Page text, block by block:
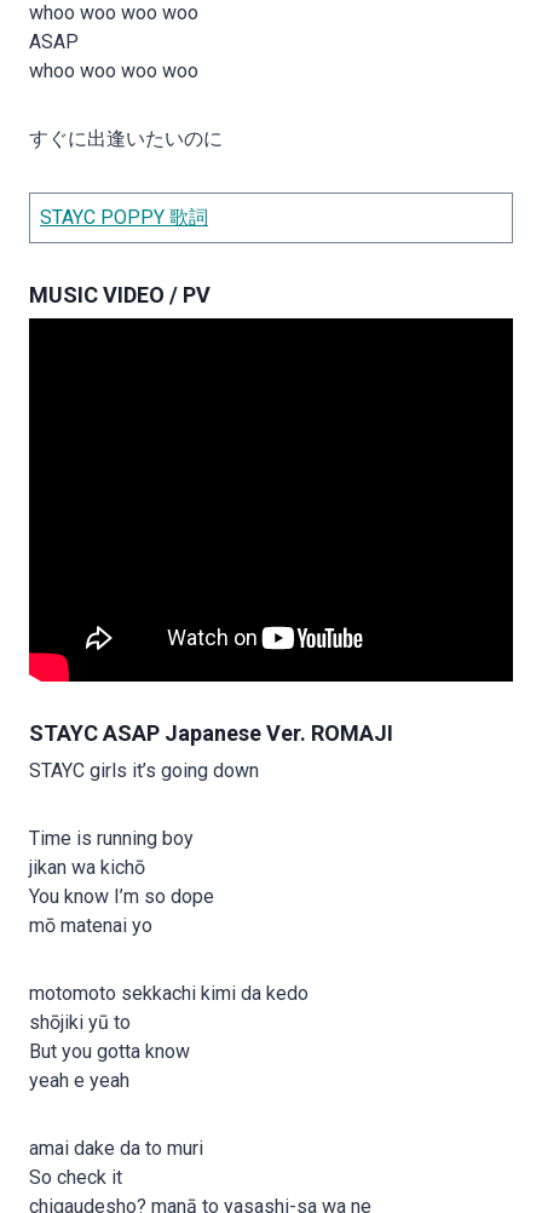
whoo woo woo woo
ASAP
whoo woo woo woo
すぐに出逢いたいのに
STAYC POPPY 歌詞
MUSIC VIDEO / PV
STAYC ASAP Japanese Ver. ROMAJI
STAYC girls it’s going down
Time is running boy
jikan wa kichō
You know I’m so dope
mō matenai yo
motomoto sekkachi kimi da kedo
shōjiki yū to
But you gotta know
yeah e yeah
amai dake da to muri
So check it
chigaudesho? manā to yasashi-sa wa ne